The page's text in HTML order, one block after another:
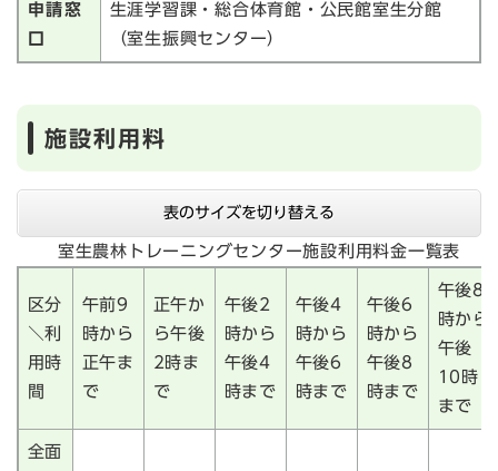
申請窓
口
生涯学習課・総合体育館・公民館室生分館
（室生振興センター）
施設利用料
表のサイズを切り替える
室生農林トレーニングセンター施設利用料金一覧表
区分
＼利
用時
間
午前9
時から
正午ま
で
正午か
ら午後
2時ま
で
午後2
時から
午後4
時まで
午後4
時から
午後6
時まで
午後6
時から
午後8
時まで
午後8
時から
午後
10時
まで
全面